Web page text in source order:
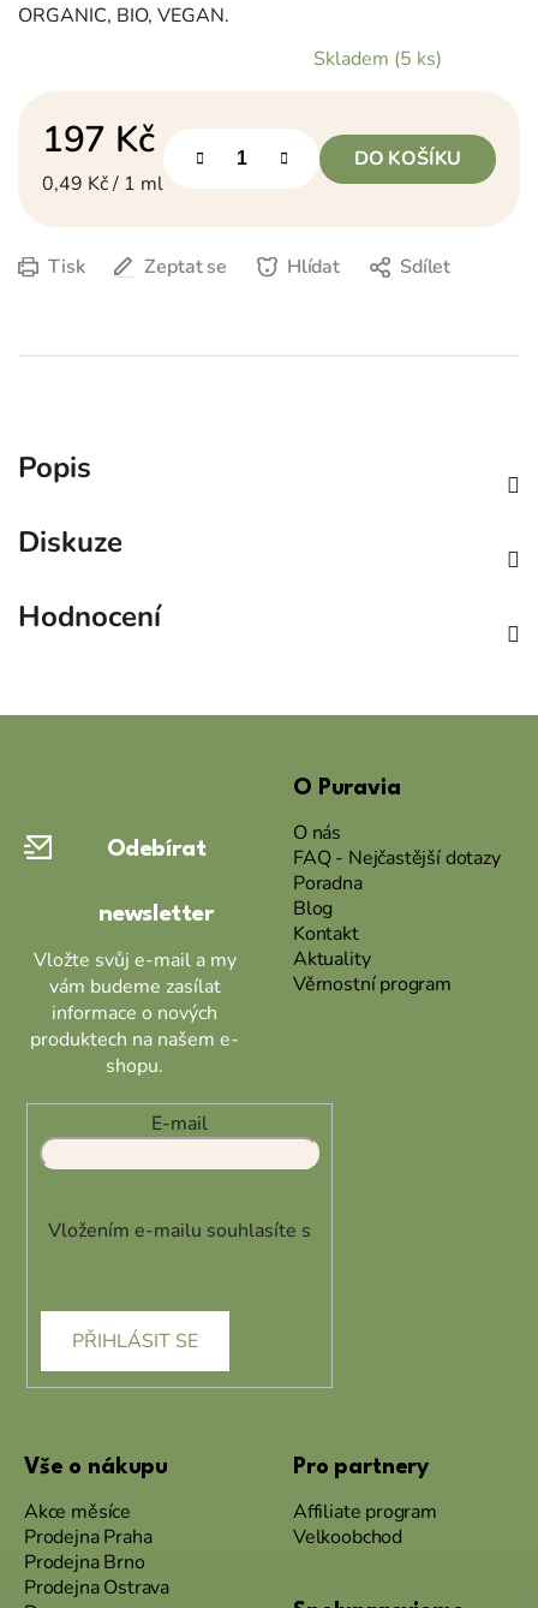
ORGANIC, BIO, VEGAN.
Skladem (5 ks)
197 Kč
Měrná cena:
0,49 Kč / 1 ml
DO KOŠÍKU
Tisk Zeptat se Hlídat Sdílet
Popis
Diskuze
Hodnocení
Odebírat
newsletter
Vložte svůj e-mail a my
vám budeme zasílat
informace o nových
produktech na našem e-
shopu.
E-mail
Vložením e-mailu souhlasíte s
PŘIHLÁSIT SE
O Puravia
O nás
FAQ - Nejčastější dotazy
Poradna
Blog
Kontakt
Aktuality
Věrnostní program
Vše o nákupu
Akce měsíce
Prodejna Praha
Prodejna Brno
Prodejna Ostrava
Pro partnery
Affiliate program
Velkoobchod